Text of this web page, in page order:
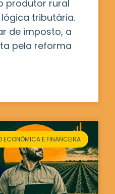
produtor rural
tributária.
de imposto, a
pela reforma
ECONÔMICA E FINANCEIRA